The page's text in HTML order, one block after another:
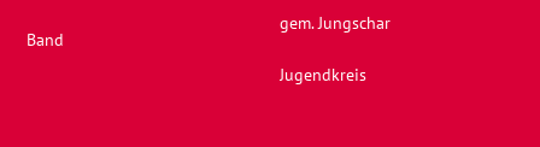
Band
gem. Jungschar
Jugendkreis